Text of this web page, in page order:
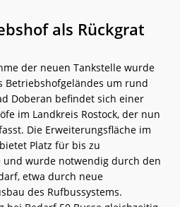
als Rückgrat
der neuen Tankstelle wurde
Betriebshofgeländes um rund
Doberan befindet sich einer
im Landkreis Rostock, der nun
Die Erweiterungsfläche im
Platz für bis zu
und wurde notwendig durch den
etwa durch neue
des Rufbussystems.